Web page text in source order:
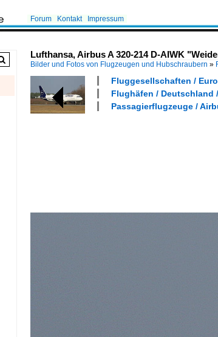
Forum Kontakt Impressum
Lufthansa, Airbus A 320-214 D-AIWK
Bilder und Fotos von Flugzeugen und Hubschraubern »
Fluggesellschaften /
Flughäfen / Deutschland
Passagierflugzeuge /